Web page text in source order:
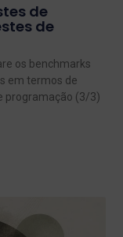
de
de
os benchmarks
em termos de
programação (3/3)